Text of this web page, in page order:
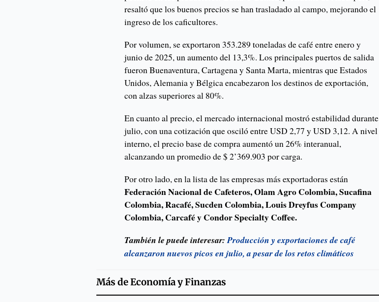
resaltó que los buenos precios se han trasladado al campo, mejorando el
ingreso de los caficultores.
Por volumen, se exportaron 353.289 toneladas de café entre enero y
junio de 2025, un aumento del 13,3%. Los principales puertos de salida
fueron Buenaventura, Cartagena y Santa Marta, mientras que Estados
Unidos, Alemania y Bélgica encabezaron los destinos de exportación,
con alzas superiores al 80%.
En cuanto al precio, el mercado internacional mostró estabilidad durante
julio, con una cotización que osciló entre USD 2,77 y USD 3,12. A nivel
interno, el precio base de compra aumentó un 26% interanual,
alcanzando un promedio de $ 2’369.903 por carga.
Por otro lado, en la lista de las empresas más exportadoras están
Federación Nacional de Cafeteros, Olam Agro Colombia, Sucafina
Colombia, Racafé, Sucden Colombia, Louis Dreyfus Company
Colombia, Carcafé y Condor Specialty Coffee.
También le puede interesar:Producción y exportaciones de café
alcanzaron nuevos picos en julio, a pesar de los retos climáticos
Más deEconomía y Finanzas